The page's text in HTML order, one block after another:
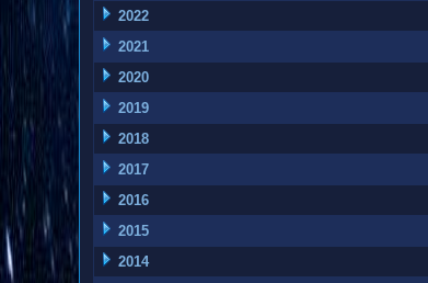
2022
2021
2020
2019
2018
2017
2016
2015
2014